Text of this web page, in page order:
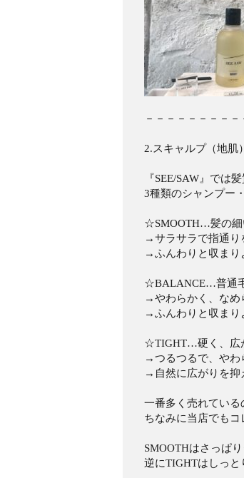
－－－－－－－－
2.スキャルプ（地肌
『SEE/SAW』では
3種類のシャンプー
☆SMOOTH…髪の細
→サラサラで指通り
→ふんわりと収まり
☆BALANCE…普通
→やわらかく、なめ
→ふんわりと収まり
☆TIGHT…硬く、広
→つるつるで、やわ
→自然に広がりを抑
一番多く売れている
ちなみに当店でも
SMOOTHはさっぱ
逆にTIGHTはしっと